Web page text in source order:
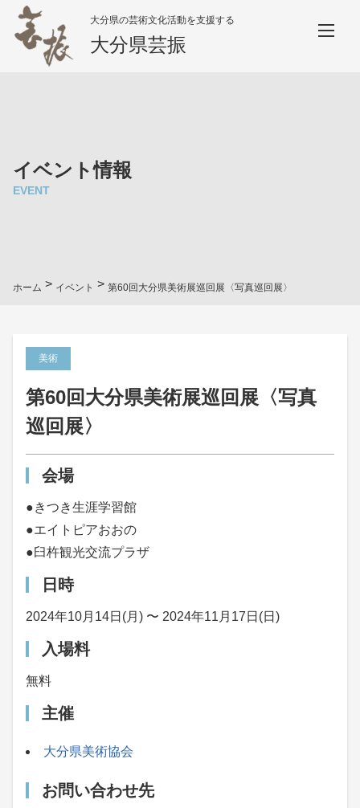
大分県の芸術文化活動を支援する
大分県芸振
イベント情報
EVENT
ホーム > イベント > 第60回大分県美術展巡回展〈写真巡回展〉
美術
第60回大分県美術展巡回展〈写真
巡回展〉
会場
●きつき生涯学習館
●エイトピアおおの
●臼杵観光交流プラザ
日時
2024年10月14日(月) 〜 2024年11月17日(日)
入場料
無料
主催
大分県美術協会
お問い合わせ先